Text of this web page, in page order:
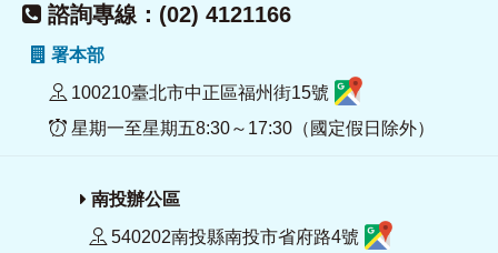
諮詢專線：(02) 4121166
署本部
100210臺北市中正區福州街15號
星期一至星期五8:30～17:30（國定假日除外）
南投辦公區
540202南投縣南投市省府路4號